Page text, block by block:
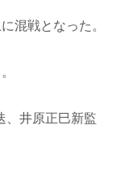
混戦となった。
、井原正巳新監